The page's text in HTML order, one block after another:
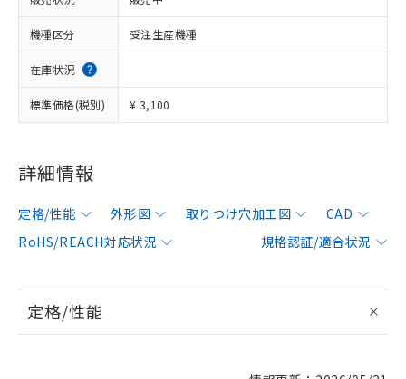
機種区分 受注生産機種
在庫状況
標準価格(税別) ¥ 3,100
詳細情報
定格/性能 外形図 取りつけ穴加工図
CAD
RoHS/REACH対応状況
規格認証/適合状況
定格/性能